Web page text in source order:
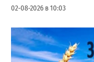
02-08-2026 в 10:03